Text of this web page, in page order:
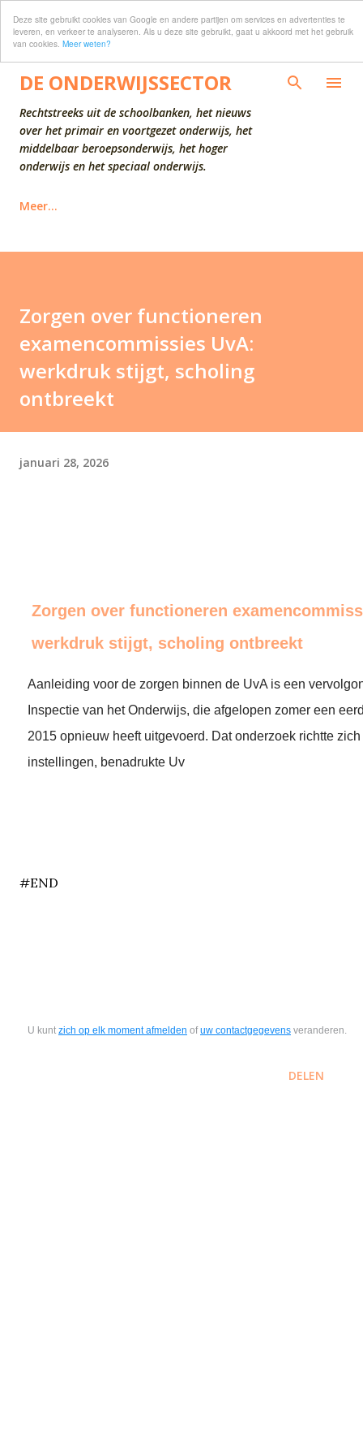
Deze site gebruikt cookies van Google en andere partijen om services en advertenties te
leveren, en verkeer te analyseren. Als u deze site gebruikt, gaat u akkoord met het gebruik
van cookies. Meer weten?
Doorgaan naar hoofdcontent
DE ONDERWIJSSECTOR
Rechtstreeks uit de schoolbanken, het nieuws
over het primair en voortgezet onderwijs, het
middelbaar beroepsonderwijs, het hoger
onderwijs en het speciaal onderwijs.
Meer…
Zorgen over functioneren
examencommissies UvA:
werkdruk stijgt, scholing
ontbreekt
januari 28, 2026
Zorgen over functioneren
werkdruk stijgt, scholing ontbreekt
Aanleiding voor de zorgen binnen de UvA is een
Inspectie van het Onderwijs, die afgelopen zomer een
2015 opnieuw heeft uitgevoerd. Dat onderzoek richtte
instellingen, benadrukte Uv
#END
U kunt zich op elk moment afmelden ofuw contactgegevens veranderen.
DELEN